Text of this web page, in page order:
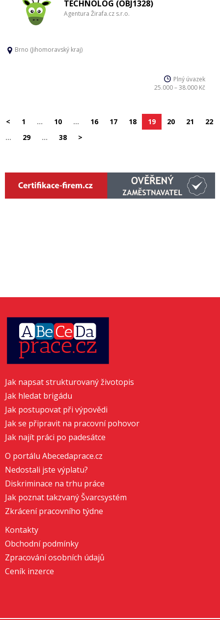
TECHNOLOG (OBJ1328)
Agentura Žirafa.cz s.r.o.
Brno (Jihomoravský kraj)
Plný úvazek
25.000 – 38.000 Kč
< 1 … 10 … 16 17 18 19 20 21
22
…
29 … 38 >
Jak napsat strukturovaný životopis
Jak hledat brigádu
Jak postupovat při výpovědi
Jak se připravit na pracovní pohovor
Jak najít práci po padesátce
O portálu Abecedaprace.cz
Nedostali jste výplatu?
Diskriminace na trhu práce
Jak poznat takzvaný Švarcsystém
Zkrácení pracovního týdne
Kontakty
Obchodní podmínky
Zpracování osobních údajů
Ceník inzerce